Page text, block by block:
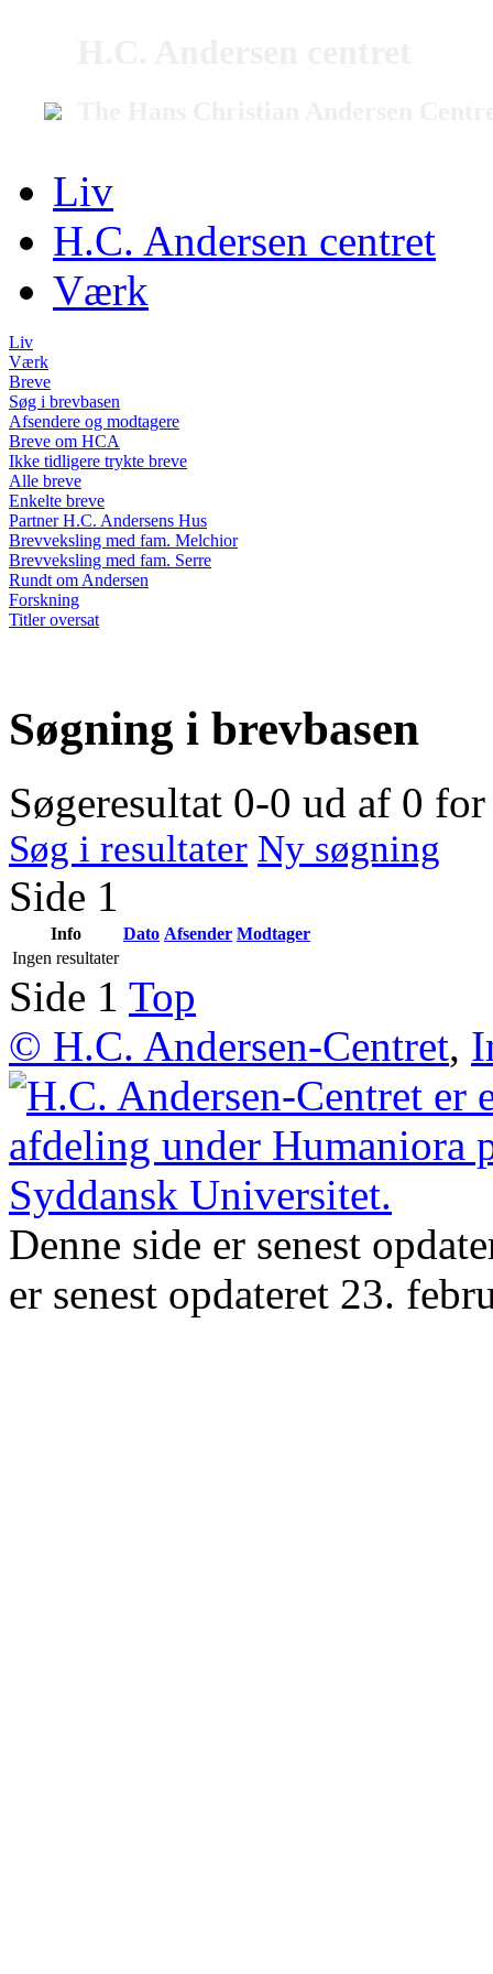
Liv
H.C. Andersen centret
Værk
Liv
Værk
Breve
Søg i brevbasen
Afsendere og modtagere
Breve om HCA
Ikke tidligere trykte breve
Alle breve
Enkelte breve
Partner H.C. Andersens Hus
Brevveksling med fam. Melchior
Brevveksling med fam. Serre
Rundt om Andersen
Forskning
Titler oversat
Søgning i brevbasen
Søgeresultat 0-0 ud af 0
Søg i resultater Ny søgning
Side 1
Info Dato Afsender Modtager
Ingen resultater
Side 1 Top
© H.C. Andersen-Centret,
Denne side er senest
er senest opdateret 23.